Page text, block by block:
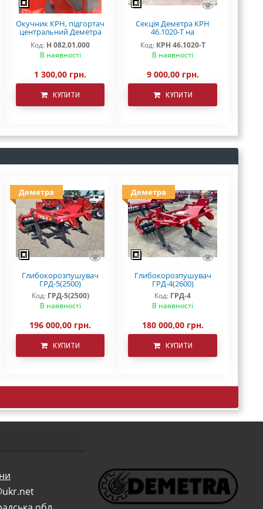
Окучник КРН, підгортач
центральний Деметра
Н 082.01.000
Код: Н 082.01.000
В наявності
1 300,00 грн.
КУПИТИ
Секція Деметра КРН
46.1020-Т на
підшипниках
Код: КРН 46.1020-Т
В наявності
9 000,00 грн.
КУПИТИ
Деметра
Глибокорозпушувач
ГРД-5(2500)
Код: ГРД-5(2500)
В наявності
196 000,00 грн.
КУПИТИ
Деметра
Глибокорозпушувач
ГРД-4(2600)
Код: ГРД-4
В наявності
180 000,00 грн.
КУПИТИ
kr.net